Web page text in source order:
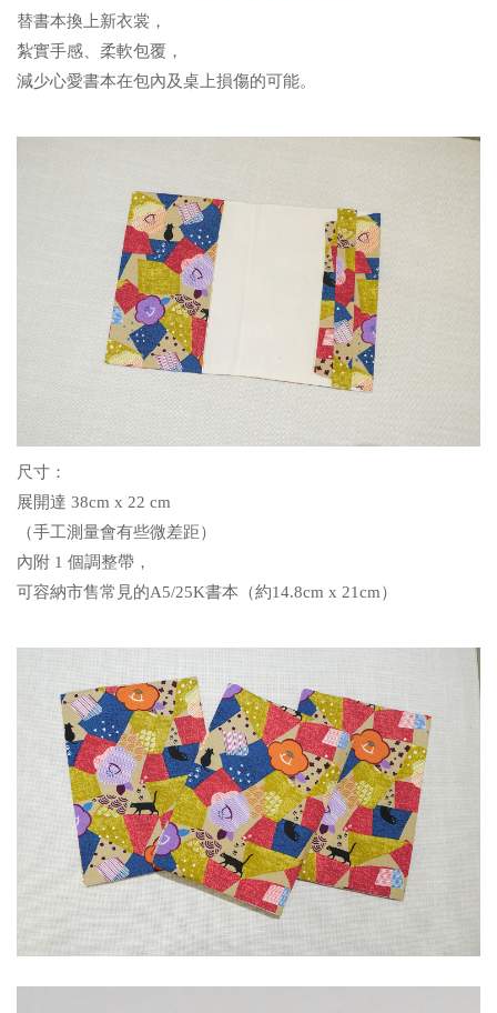
替書本換上新衣裳，
紮實手感、柔軟包覆，
減少心愛書本在包內及桌上損傷的可能。
尺寸：
展開達 38cm x 22 cm
（手工測量會有些微差距）
內附 1 個調整帶，
可容納市售常見的A5/25K書本（約14.8cm x 21cm）